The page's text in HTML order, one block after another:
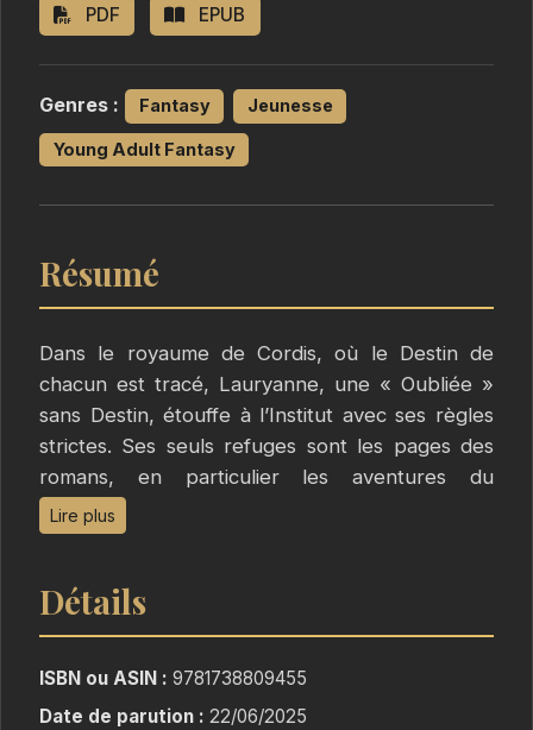
PDF EPUB
Genres : Fantasy Jeunesse
Young Adult Fantasy
Résumé
Dans le royaume de Cordis, où le Destin de
chacun est tracé, Lauryanne, une « Oubliée »
sans Destin, étouffe à l’Institut avec ses règles
strictes. Ses seuls refuges sont les pages des
romans, en particulier les aventures du
chevalier Lancaster.
Sa vie bascule lorsqu’elle découvre un livre
retrouve alors propulsée dans un monde
extérieur qu’elle imaginait synonyme de liberté,
Accompagnée par un allié énigmatique, suivie
par un mystérieux inconnu, et confrontée à ses
Lire plus
Détails
ISBN ou ASIN : 9781738809455
Date de parution : 22/06/2025